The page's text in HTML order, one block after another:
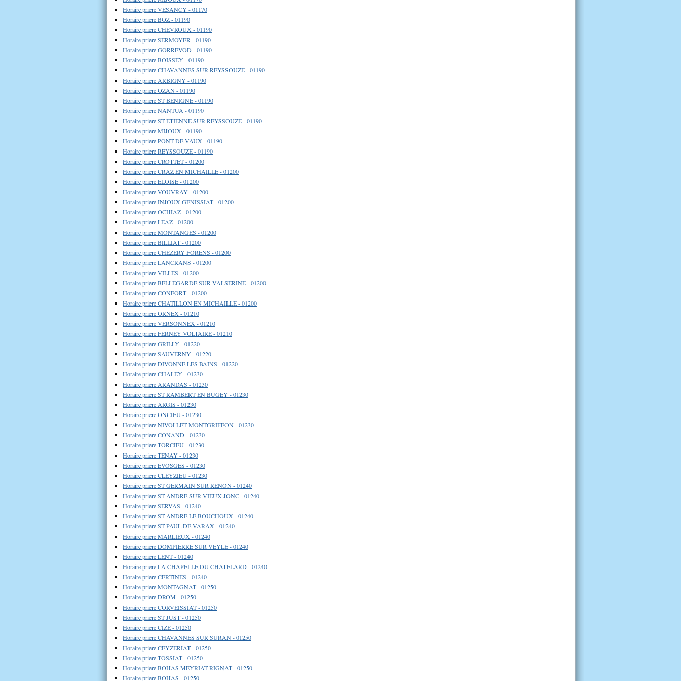
Horaire priere VESANCY - 01170
Horaire priere BOZ - 01190
Horaire priere CHEVROUX - 01190
Horaire priere SERMOYER - 01190
Horaire priere GORREVOD - 01190
Horaire priere BOISSEY - 01190
Horaire priere CHAVANNES SUR REYSSOUZE - 01190
Horaire priere ARBIGNY - 01190
Horaire priere OZAN - 01190
Horaire priere ST BENIGNE - 01190
Horaire priere NANTUA - 01190
Horaire priere ST ETIENNE SUR REYSSOUZE - 01190
Horaire priere MIJOUX - 01190
Horaire priere PONT DE VAUX - 01190
Horaire priere REYSSOUZE - 01190
Horaire priere CROTTET - 01200
Horaire priere CRAZ EN MICHAILLE - 01200
Horaire priere ELOISE - 01200
Horaire priere VOUVRAY - 01200
Horaire priere INJOUX GENISSIAT - 01200
Horaire priere OCHIAZ - 01200
Horaire priere LEAZ - 01200
Horaire priere MONTANGES - 01200
Horaire priere BILLIAT - 01200
Horaire priere CHEZERY FORENS - 01200
Horaire priere LANCRANS - 01200
Horaire priere VILLES - 01200
Horaire priere BELLEGARDE SUR VALSERINE - 01200
Horaire priere CONFORT - 01200
Horaire priere CHATILLON EN MICHAILLE - 01200
Horaire priere ORNEX - 01210
Horaire priere VERSONNEX - 01210
Horaire priere FERNEY VOLTAIRE - 01210
Horaire priere GRILLY - 01220
Horaire priere SAUVERNY - 01220
Horaire priere DIVONNE LES BAINS - 01220
Horaire priere CHALEY - 01230
Horaire priere ARANDAS - 01230
Horaire priere ST RAMBERT EN BUGEY - 01230
Horaire priere ARGIS - 01230
Horaire priere ONCIEU - 01230
Horaire priere NIVOLLET MONTGRIFFON - 01230
Horaire priere CONAND - 01230
Horaire priere TORCIEU - 01230
Horaire priere TENAY - 01230
Horaire priere EVOSGES - 01230
Horaire priere CLEYZIEU - 01230
Horaire priere ST GERMAIN SUR RENON - 01240
Horaire priere ST ANDRE SUR VIEUX JONC - 01240
Horaire priere SERVAS - 01240
Horaire priere ST ANDRE LE BOUCHOUX - 01240
Horaire priere ST PAUL DE VARAX - 01240
Horaire priere MARLIEUX - 01240
Horaire priere DOMPIERRE SUR VEYLE - 01240
Horaire priere LENT - 01240
Horaire priere LA CHAPELLE DU CHATELARD - 01240
Horaire priere CERTINES - 01240
Horaire priere MONTAGNAT - 01250
Horaire priere DROM - 01250
Horaire priere CORVEISSIAT - 01250
Horaire priere ST JUST - 01250
Horaire priere CIZE - 01250
Horaire priere CHAVANNES SUR SURAN - 01250
Horaire priere CEYZERIAT - 01250
Horaire priere TOSSIAT - 01250
Horaire priere BOHAS MEYRIAT RIGNAT - 01250
Horaire priere BOHAS - 01250